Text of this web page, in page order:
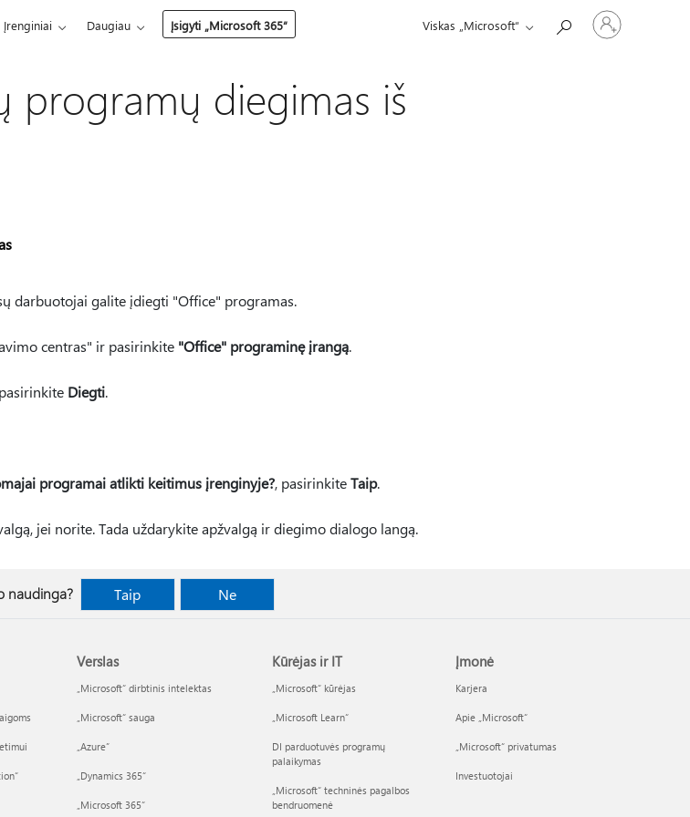
Įrenginiai Daugiau Įsigyti „Microsoft 365“ Viskas „Microsoft“
Prisijunkite
prie
paskyros
programų diegimas iš
darbuotojai galite įdiegti "Office" programas.
centras" ir pasirinkite "Office" programinę įrangą.
Diegti.
programai atlikti keitimus įrenginyje?, pasirinkiteTaip.
jei norite. Tada uždarykite apžvalgą ir diegimo dialogo langą.
naudinga? Taip Ne
Verslas
„Microsoft“ dirbtinis intelektas
„Microsoft“ sauga
„Azure”
„Dynamics 365“
„Microsoft 365“
Kūrėjas ir IT
„Microsoft“ kūrėjas
„Microsoft Learn“
DI parduotuvės programų
palaikymas
„Microsoft“ techninės pagalbos
bendruomenė
Įmonė
Karjera
Apie „Microsoft“
„Microsoft“ privatumas
Investuotojai